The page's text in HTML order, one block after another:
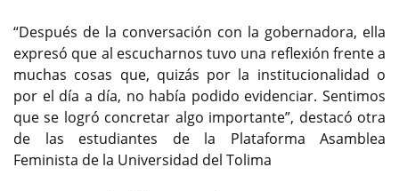
“Después de la conversación con la gobernadora, ella
expresó que al escucharnos tuvo una reflexión frente a
muchas cosas que, quizás por la institucionalidad o
por el día a día, no había podido evidenciar. Sentimos
que se logró concretar algo importante”, destacó otra
de las estudiantes de la Plataforma Asamblea
Feminista de la Universidad del Tolima